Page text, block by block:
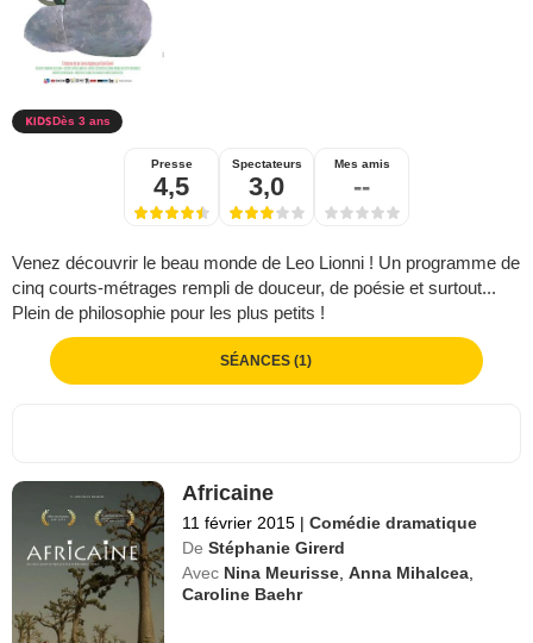
Dès 3 ans
Presse
4,5
Spectateurs
3,0
Mes amis
--
Venez découvrir le beau monde de Leo Lionni ! Un programme de
cinq courts-métrages rempli de douceur, de poésie et surtout...
Plein de philosophie pour les plus petits !
SÉANCES (1)
Africaine
11 février 2015 | Comédie dramatique
De Stéphanie Girerd
Avec Nina Meurisse ,Anna Mihalcea
Caroline Baehr